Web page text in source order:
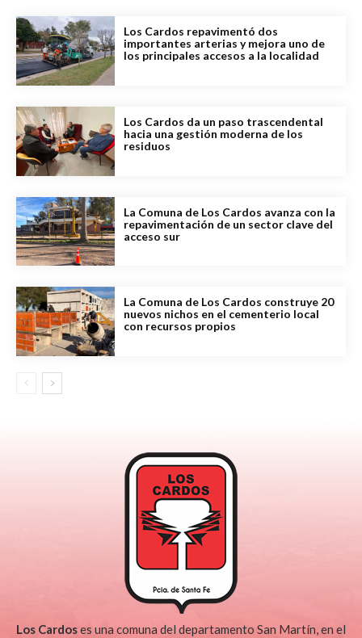
Los Cardos repavimentó dos
importantes arterias y mejora uno de
los principales accesos a la localidad
Los Cardos da un paso trascendental
hacia una gestión moderna de los
residuos
La Comuna de Los Cardos avanza con la
repavimentación de un sector clave del
acceso sur
La Comuna de Los Cardos construye 20
nuevos nichos en el cementerio local
con recursos propios
Los Cardoses una comuna del departamento San Martín, en el